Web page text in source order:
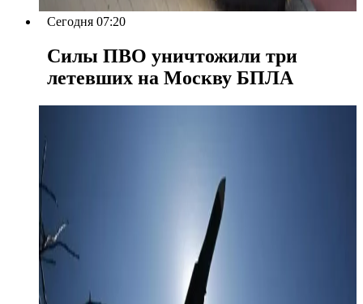
Сегодня 07:20
Силы ПВО уничтожили три
летевших на Москву БПЛА